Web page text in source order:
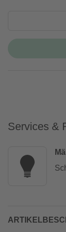
Services &